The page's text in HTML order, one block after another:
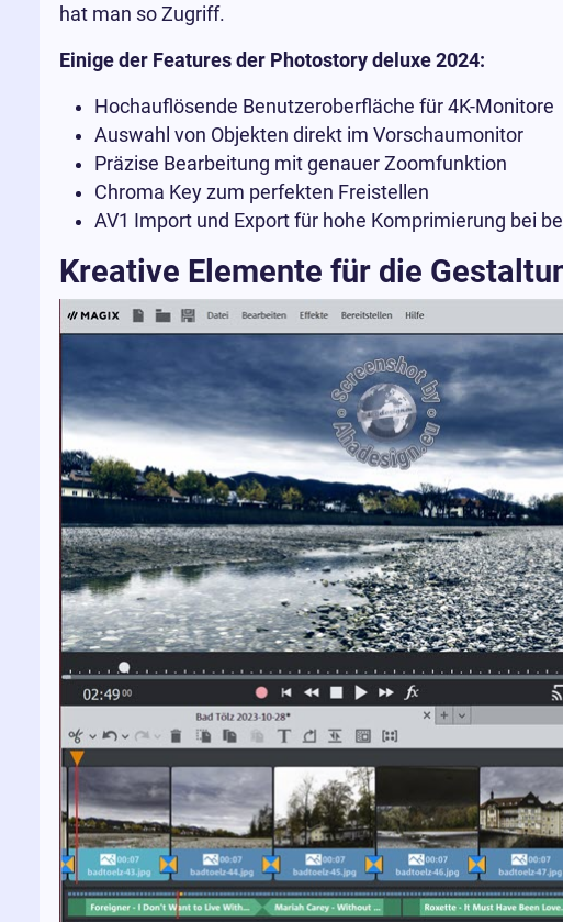
hat man so Zugriff.
Einige der Features der Photostory deluxe 2024:
Hochauflösende Benutzeroberfläche für 4K-Monitore
Auswahl von Objekten direkt im Vorschaumonitor
Präzise Bearbeitung mit genauer Zoomfunktion
Chroma Key zum perfekten Freistellen
AV1 Import und Export für hohe Komprimierung bei
Kreative Elemente für die